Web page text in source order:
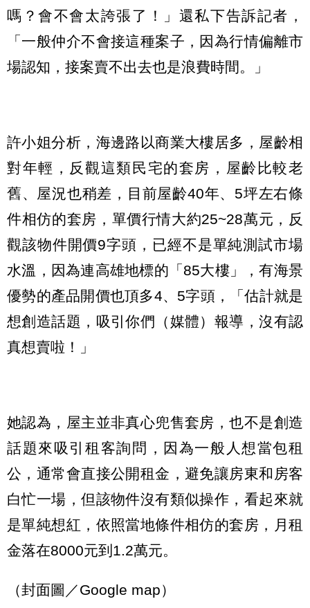
嗎？會不會太誇張了！」還私下告訴記者，
「一般仲介不會接這種案子，因為行情偏離市
場認知，接案賣不出去也是浪費時間。」
許小姐分析，海邊路以商業大樓居多，屋齡相
對年輕，反觀這類民宅的套房，屋齡比較老
舊、屋況也稍差，目前屋齡40年、5坪左右條
件相仿的套房，單價行情大約25~28萬元，反
觀該物件開價9字頭，已經不是單純測試市場
水溫，因為連高雄地標的「85大樓」，有海景
優勢的產品開價也頂多4、5字頭，「估計就是
想創造話題，吸引你們（媒體）報導，沒有認
真想賣啦！」
她認為，屋主並非真心兜售套房，也不是創造
話題來吸引租客詢問，因為一般人想當包租
公，通常會直接公開租金，避免讓房東和房客
白忙一場，但該物件沒有類似操作，看起來就
是單純想紅，依照當地條件相仿的套房，月租
金落在8000元到1.2萬元。
（封面圖／Google map）